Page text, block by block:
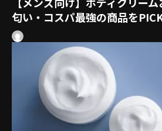
匂い・コスパ最強の商品を